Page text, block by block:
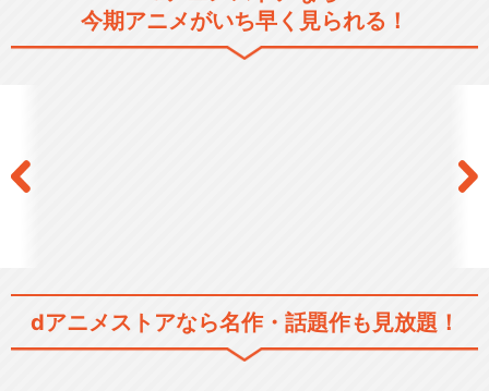
シリーズ／関連のアニメ作品
今期アニメがいち早く見られる！
dアニメストアなら名作・話題作も見放題！